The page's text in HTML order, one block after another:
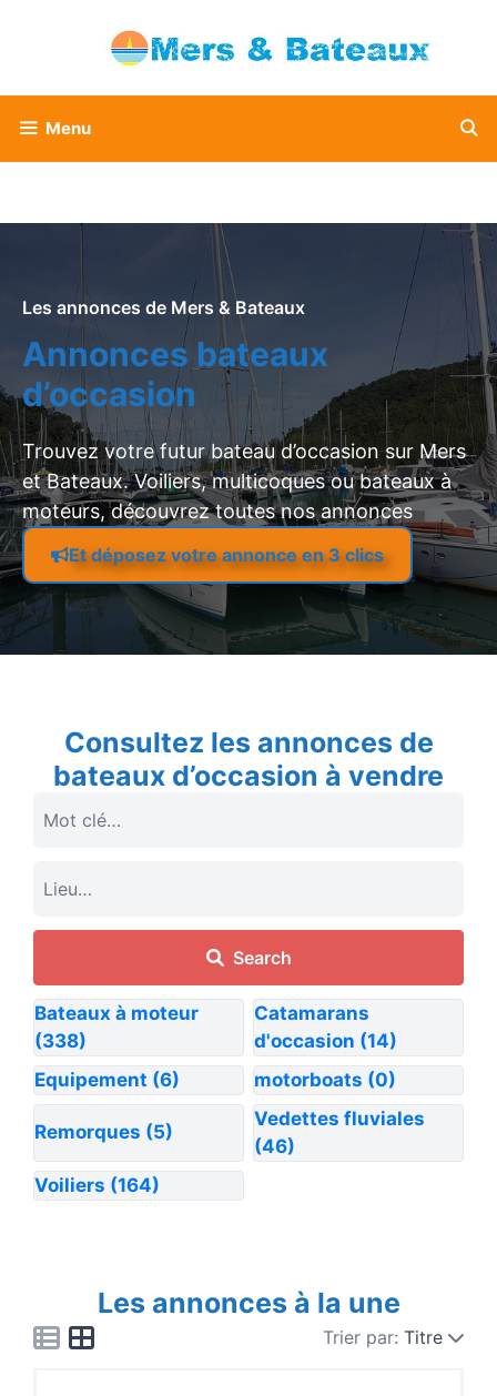
Menu
Les annonces de Mers & Bateaux
Annonces bateaux
d’occasion
Trouvez votre futur bateau d’occasion sur Mers
et Bateaux. Voiliers, multicoques ou bateaux à
moteurs, découvrez toutes nos annonces
Et déposez votre annonce en 3 clics
Consultez les annonces de
bateaux d’occasion à vendre
Search
Bateaux à moteur
(338)
Catamarans
d'occasion (14)
Equipement (6) motorboats (0)
Remorques (5)
Vedettes fluviales
(46)
Voiliers (164)
Les annonces à la une
Trier par: Titre